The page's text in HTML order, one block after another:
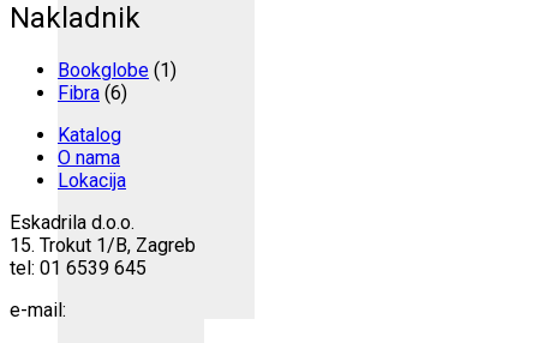
Nakladnik
Bookglobe (1)
Fibra (6)
Katalog
O nama
Lokacija
Eskadrila d.o.o.
15. Trokut 1/B, Zagreb
tel: 01 6539 645
e-mail: